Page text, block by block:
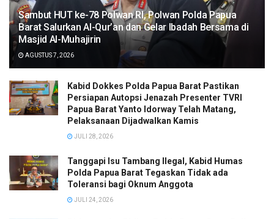
Sambut HUT ke-78 Polwan RI, Polwan Polda Papua
Barat Salurkan Al-Qur’an dan Gelar Ibadah Bersama di
Masjid Al-Muhajirin
AGUSTUS 7, 2026
Kabid Dokkes Polda Papua Barat Pastikan
Persiapan Autopsi Jenazah Presenter TVRI
Papua Barat Yanto Idorway Telah Matang,
Pelaksanaan Dijadwalkan Kamis
JULI 28, 2026
Tanggapi Isu Tambang Ilegal, Kabid Humas
Polda Papua Barat Tegaskan Tidak ada
Toleransi bagi Oknum Anggota
JULI 24, 2026